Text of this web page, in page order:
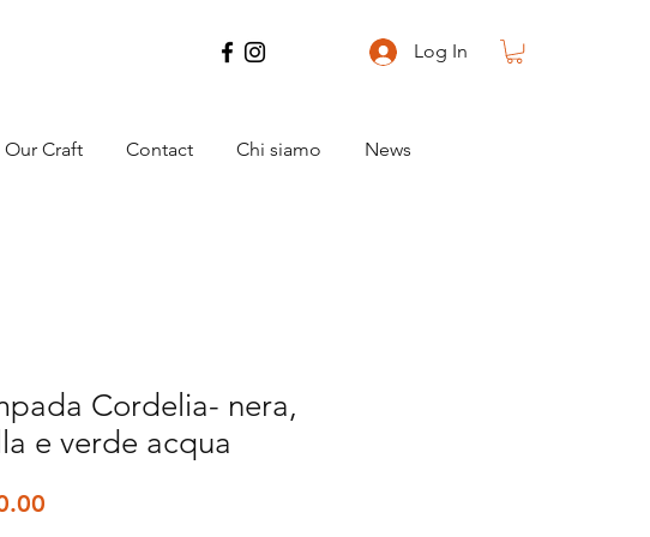
Log In
Our Craft Contact Chi siamo News
Cordelia- nera,
e verde acqua